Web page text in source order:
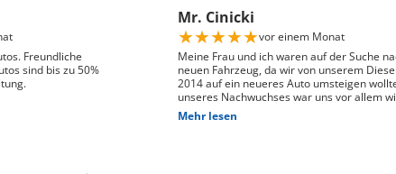
Freundliche
Mr. Cinicki
★★★★★vor einem Monat
Meine Frau und ich waren auf der Suche
neuen Fahrzeug, da wir von unserem
2014 auf ein neueres Auto umsteigen
unseres Nachwuchses war uns vor allem
genügend Platz für einen Kindersitz
das Fahrzeug gut zu unserem Alltag passt. Bei Auto Züri
Mehr lesen